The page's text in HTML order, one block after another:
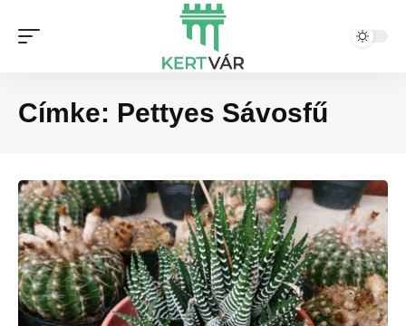
Címke: Pettyes Sávosfű